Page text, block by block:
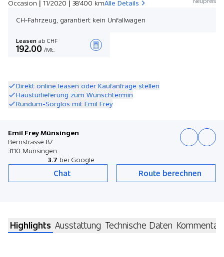
Occasion | 11/2020 | 38'400 kmAlle Details
CH-Fahrzeug, garantiert kein Unfallwagen
Leasen ab CHF
192.00 /Mt.
Direkt online leasen oder Kaufanfrage stellen
Haustürlieferung zum Wunschtermin
Rundum-Sorglos mit Emil Frey
Emil Frey Münsingen
Bernstrasse 87
3110 Münsingen
3.7 bei Google
Chat Route berechnen
Highlights Ausstattung Technische Daten Kommentar